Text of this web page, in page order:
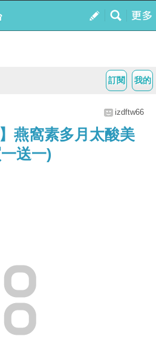
我的
訂閱
izdftw66
燕窩素多月太酸美
送一)